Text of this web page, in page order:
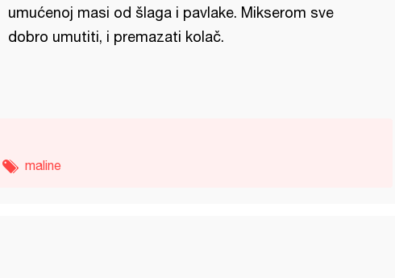
umućenoj masi od šlaga i pavlake. Mikserom sve
dobro umutiti, i premazati kolač.
maline